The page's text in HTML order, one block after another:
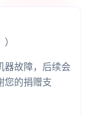
器故障，后续会
您的捐赠支